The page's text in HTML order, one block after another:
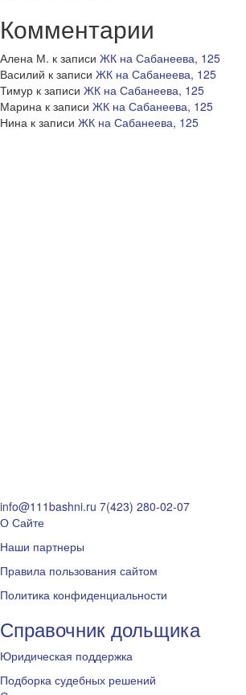
Комментарии
Алена М. к записи ЖК на Сабанеева, 125
Василий к записи ЖК на Сабанеева, 125
Тимур к записи ЖК на Сабанеева, 125
Марина к записи ЖК на Сабанеева, 125
Нина к записи ЖК на Сабанеева, 125
info@111bashni.ru 7(423) 280-02-07
О Сайте
Наши партнеры
Правила пользования сайтом
Политика конфиденциальности
Справочник дольщика
Юридическая поддержка
Подборка судебных решений